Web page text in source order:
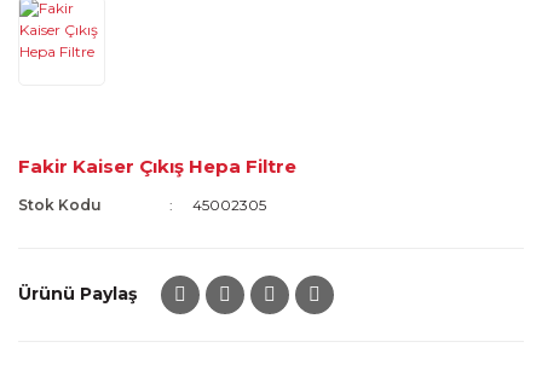
Fakir Kaiser Çıkış Hepa Filtre
Stok Kodu 45002305
Ürünü Paylaş